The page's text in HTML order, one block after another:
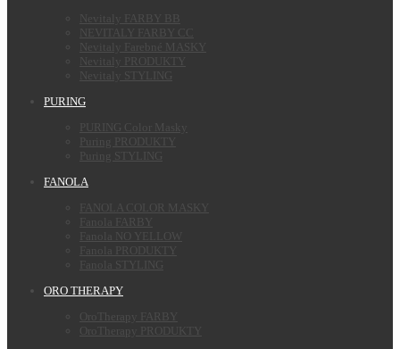
Nevitaly FARBY BB
NEVITALY FARBY CC
Nevitaly Farebné MASKY
Nevitaly PRODUKTY
Nevitaly STYLING
PURING
PURING Color Masky
Puring PRODUKTY
Puring STYLING
FANOLA
FANOLA COLOR MASKY
Fanola FARBY
Fanola NO YELLOW
Fanola PRODUKTY
Fanola STYLING
ORO THERAPY
OroTherapy FARBY
OroTherapy PRODUKTY